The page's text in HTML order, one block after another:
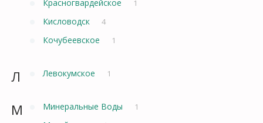
Красногвардейское 1
Кисловодск 4
Кочубеевское 1
Л Левокумское 1
М Минеральные Воды 1